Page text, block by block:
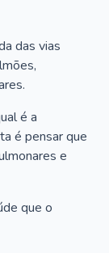
das vias
é a
é pensar que
e
que o